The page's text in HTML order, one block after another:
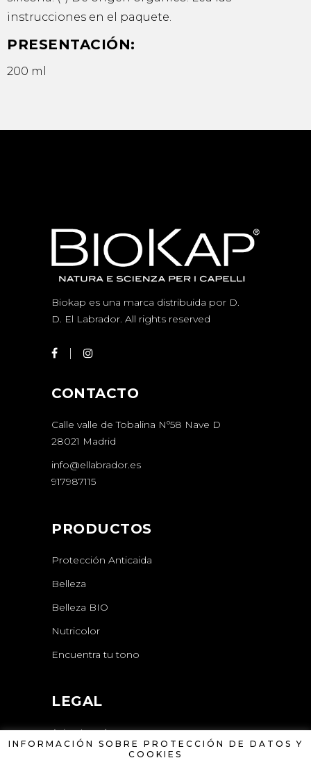
instrucciones en el paquete.
PRESENTACIÓN:
200 ml
Biokap es una marca distribuida por D.
D. El Labrador. All rights reserved
CONTACTO
Calle valle de Tobalina Nº58 Nave D
28021 Madrid
info@ellabrador.es
917987115
PRODUCTOS
Protección Anticaida
Belleza
Belleza BIO
Nutricolor
Encuentra tu tono
LEGAL
Aviso Legal
INFORMACIÓN SOBRE PROTECCIÓN DE DATOS Y
COOKIES